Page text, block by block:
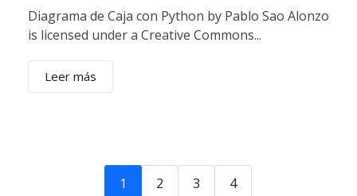
Diagrama de Caja con Python by Pablo Sao Alonzo
is licensed under a Creative Commons...
Leer más
1 2 3 4